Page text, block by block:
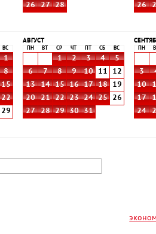
26
27 28
26
ВС
1
8
15
22
29
АВГУСТ
ПН ВТ СР ЧТ СБ ВС
1 2 3 4
5
6
7 8 9 10 11
12
13
14 15 16 17 18
19
20
21 22 23 24 25
26
27
28 29 30 31
ПН
3
10
17
24